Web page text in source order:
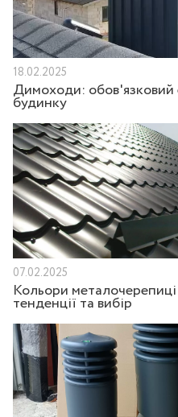
18.02.2025
Димоходи: обов'язковий
будинку
07.02.2025
Кольори металочерепиці
тенденції та вибір